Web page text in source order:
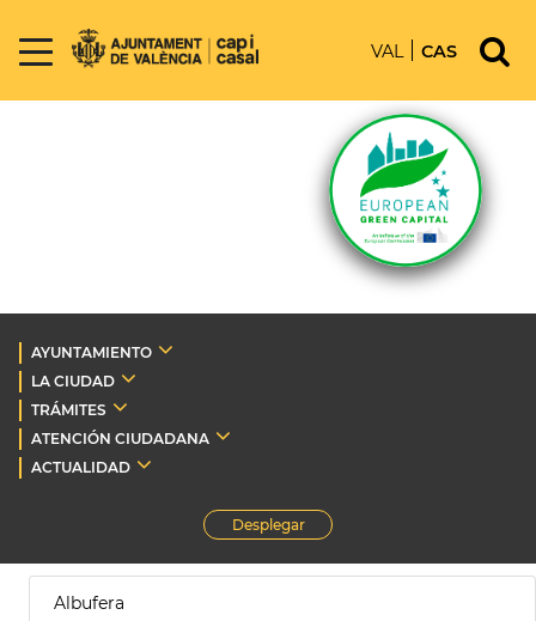
VAL CAS
AYUNTAMIENTO
LA CIUDAD
TRÁMITES
ATENCIÓN CIUDADANA
ACTUALIDAD
Desplegar
Albufera